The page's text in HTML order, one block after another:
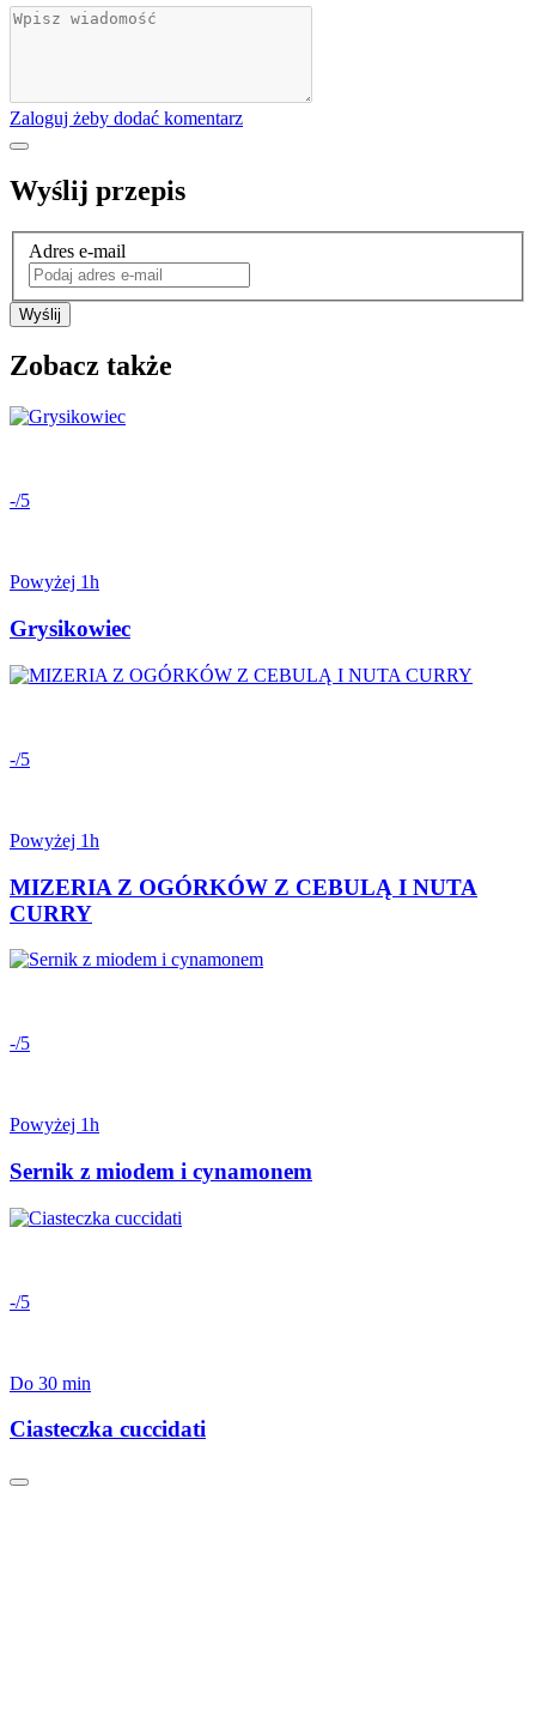
Zaloguj żeby dodać komentarz
Wyślij przepis
Adres e-mail
Wyślij
Zobacz także
-/5
Powyżej 1h
Grysikowiec
-/5
Powyżej 1h
MIZERIA Z OGÓRKÓW Z CEBULĄ I NUTA
CURRY
-/5
Powyżej 1h
Sernik z miodem i cynamonem
-/5
Do 30 min
Ciasteczka cuccidati